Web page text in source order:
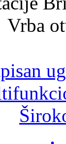
Vrba